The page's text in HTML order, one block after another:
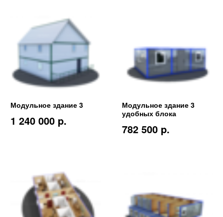
Модульное здание 3
1 240 000 p.
Модульное здание 3
удобных блока
782 500 p.